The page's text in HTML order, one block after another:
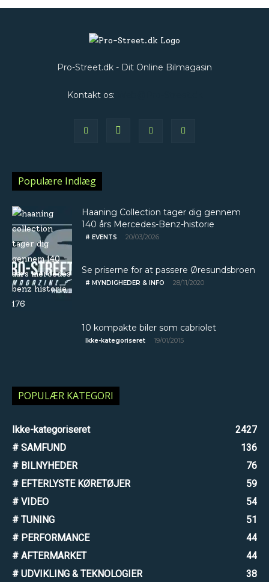
Pro-Street.dk - Dit Online Bilmagasin
Kontakt os:
Populære Indlæg
Haaning Collection tager dig gennem
140 års Mercedes-Benz-historie
# EVENTS 20/03/2026
Se priserne for at passere Øresundsbroen
# MYNDIGHEDER & INFO 28/11/2020
10 kompakte biler som cabriolet
Ikke-kategoriseret 19/01/2015
POPULÆR KATEGORI
Ikke-kategoriseret
2427
# SAMFUND
136
# BILNYHEDER
76
# EFTERLYSTE KØRETØJER
59
# VIDEO
54
# TUNING
51
# PERFORMANCE
44
# AFTERMARKET
44
# UDVIKLING & TEKNOLOGIER
38